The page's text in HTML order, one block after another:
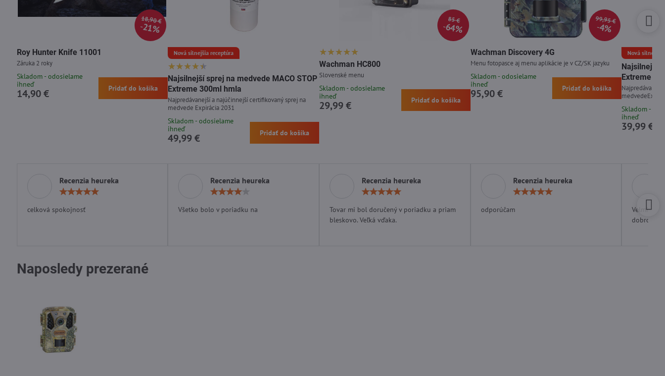
18,90 €
21%
Roy Hunter Knife 11001
Záruka 2 roky
Skladom - odosielame
ihneď
14,90 € Pridať do košíka
Nová silnejšia receptúra
Najsilnejší sprej na medvede MACO STOP
Extreme 300ml hmla
Najpredávanejší a najúčinnejší certifikovaný sprej na
medvede Expirácia 2031
Skladom - odosielame
ihneď
49,99 € Pridať do košíka
85 €
64%
Wachman HC800
Slovenské menu
Skladom - odosielame
ihneď
29,99 € Pridať do košíka
99,95 €
4%
Wachman Discovery 4G
Menu fotopasce aj menu aplikácie je v CZ/SK jazyku
Skladom - odosielame
ihneď
95,90 € Pridať do košíka
Nová silnejšia
Najsilnejší
Extreme
Skladom -
ihneď
39,99 €
Recenzia heureka
celková spokojnosť
Recenzia heureka
Všetko bolo v poriadku na
Recenzia heureka
/
5
Tovar mi bol doručený v poriadku a priam
bleskovo. Veľká vďaka.
Recenzia heureka
odporúčam
Velmi
dobrom
Naposledy prezerané